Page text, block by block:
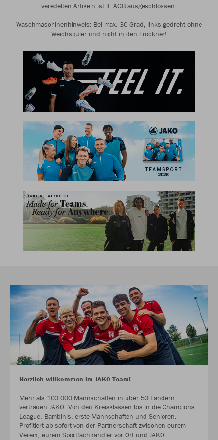
veredelten Artikeln ist lt. AGB ausgeschlossen.
Waschmaschinenhinweis: Bei max. 30 Grad, links gedreht ohne
Weichspüler und nicht in den Trockner!
Herzlich willkommen im JAKO Team!
Mehr als 100.000 Mannschaften in über 50 Ländern
vertrauen JAKO. Von den Kreisklassen bis in die Champions
League. Bambinis, erste Mannschaften und Senioren.
Profitiert ab sofort von der Partnerschaft zwischen eurem
Verein, eurem Sportfachhändler vor Ort und JAKO.